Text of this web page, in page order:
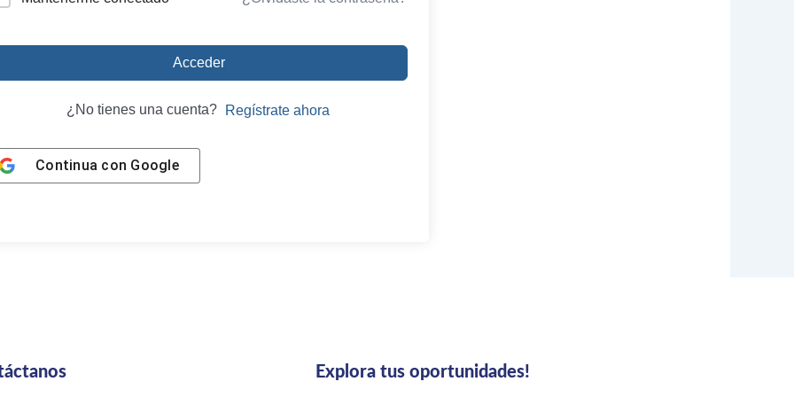
Acceder
¿No tienes una cuenta? Regístrate ahora
Continua con Google
Explora tus oportunidades!